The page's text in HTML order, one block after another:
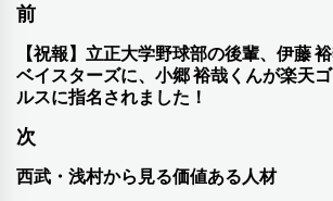
投
稿
ナ
ビ
ゲ
前
前
の
稿:
【祝報】立正大学野球部の後輩、伊藤
ベイスターズに、小郷 裕哉くんが楽天
ルスに指名されました！
次
次
西武・浅村から見る価値ある人材